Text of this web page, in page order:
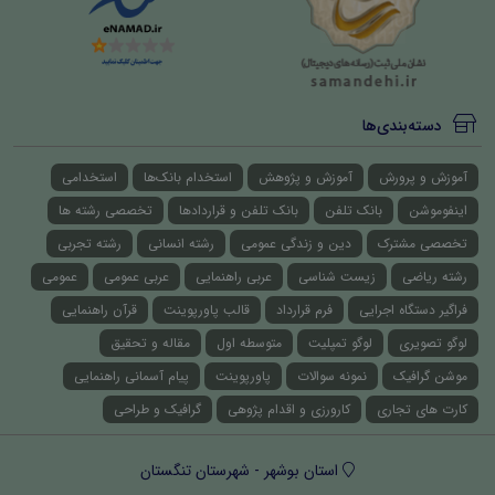
دسته‌بندی‌ها
آموزش و پرورش آموزش و پژوهش استخدام بانک‌ها
استخدامی
اینفوموشن
بانک تلفن بانک تلفن و قراردادها
تخصصی رشته ها
تخصصی مشترک
دین و زندگی عمومی رشته انسانی
رشته تجربی
رشته ریاضی
زیست شناسی عربی راهنمایی عربی عمومی
عمومی
فراگیر دستگاه اجرایی
فرم قرارداد قالب پاورپوینت
قرآن راهنمایی
لوگو تصویری
لوگو تمپلیت متوسطه اول
مقاله و تحقیق
موشن گرافیک
نمونه سوالات پاورپوینت
پیام آسمانی راهنمایی
کارت های تجاری
کارورزی و اقدام پژوهی گرافیک و طراحی
استان بوشهر - شهرستان تنگستان